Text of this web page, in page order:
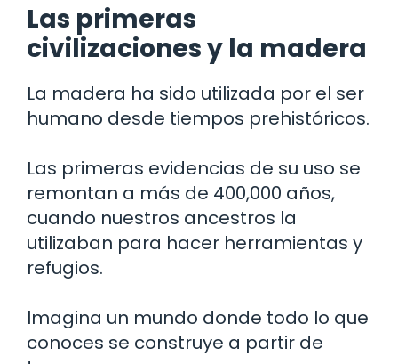
Las primeras
civilizaciones y la madera
La madera ha sido utilizada por el ser
humano desde tiempos prehistóricos.
Las primeras evidencias de su uso se
remontan a más de 400,000 años,
cuando nuestros ancestros la
utilizaban para hacer herramientas y
refugios.
Imagina un mundo donde todo lo que
conoces se construye a partir de